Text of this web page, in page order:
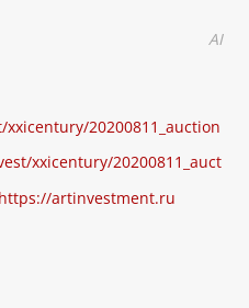
AI
20200811_auction
xxicentury/20200811_auct
https://artinvestment.ru